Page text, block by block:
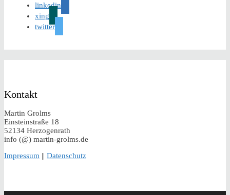
linkedin
xing
twitter
Kontakt
Martin Grolms
Einsteinstraße 18
52134 Herzogenrath
info (@) martin-grolms.de
Impressum || Datenschutz